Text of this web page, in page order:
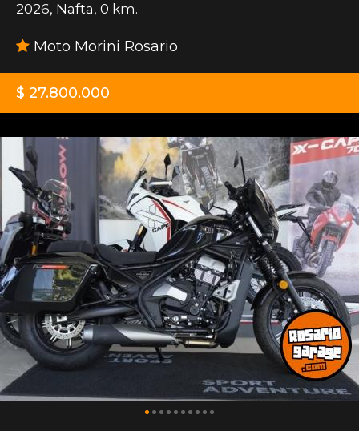
2026, Nafta, 0 km.
Moto Morini Rosario
$ 27.800.000